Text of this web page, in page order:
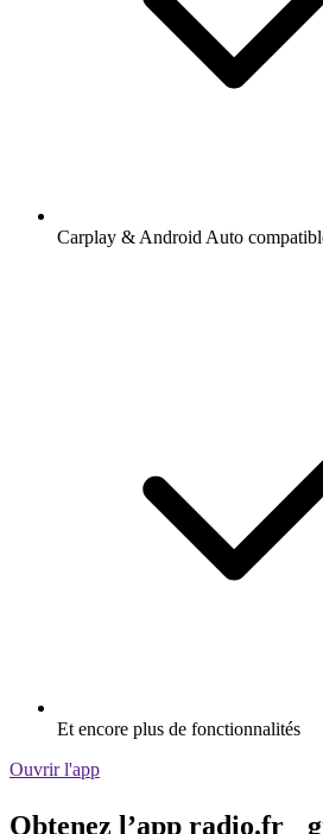
Carplay & Android Auto
Et encore plus de fonctionnalités
Ouvrir l'app
Obtenez l’app radio.fr